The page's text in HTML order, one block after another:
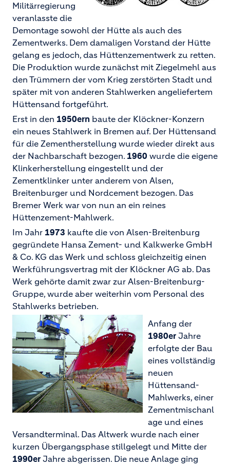
Militärregierung
veranlasste die
Demontage sowohl der Hütte als auch des
Zementwerks. Dem damaligen Vorstand der Hütte
gelang es jedoch, das Hüttenzementwerk zu retten.
Die Produktion wurde zunächst mit Ziegelmehl aus
den Trümmern der vom Krieg zerstörten Stadt und
später mit von anderen Stahlwerken angeliefertem
Hüttensand fortgeführt.
Erst in den 1950ern baute der Klöckner-Konzern
ein neues Stahlwerk in Bremen auf. Der Hüttensand
für die Zementherstellung wurde wieder direkt aus
der Nachbarschaft bezogen. 1960 wurde die eigene
Klinkerherstellung eingestellt und der
Zementklinker unter anderem von Alsen,
Breitenburger und Nordcement bezogen. Das
Bremer Werk war von nun an ein reines
Hüttenzement-Mahlwerk.
Im Jahr 1973 kaufte die von Alsen-Breitenburg
gegründete Hansa Zement- und Kalkwerke GmbH
& Co. KG das Werk und schloss gleichzeitig einen
Werkführungsvertrag mit der Klöckner AG ab. Das
Werk gehörte damit zwar zur Alsen-Breitenburg-
Gruppe, wurde aber weiterhin vom Personal des
Stahlwerks betrieben.
Anfang der
1980er Jahre
erfolgte der Bau
eines vollständig
neuen
Hüttensand-
Mahlwerks, einer
Zementmischanl
age und eines
Versandterminal. Das Altwerk wurde nach einer
kurzen Übergangsphase stillgelegt und Mitte der
1990er Jahre abgerissen. Die neue Anlage ging